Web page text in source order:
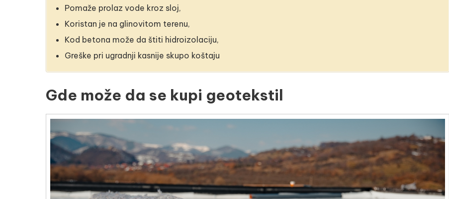
Pomaže prolaz vode kroz sloj,
Koristan je na glinovitom terenu,
Kod betona može da štiti hidroizolaciju,
Greške pri ugradnji kasnije skupo koštaju
Gde može da se kupi geotekstil